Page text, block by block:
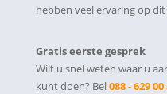
hebben veel ervaring op
Gratis eerste gesprek
Wilt u snel weten waar u
kunt doen? Bel088 - 629 00